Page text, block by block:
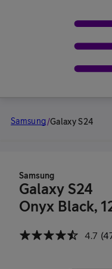
Samsung/Galaxy S24
Samsung
Galaxy S24
Onyx Black,
4.7